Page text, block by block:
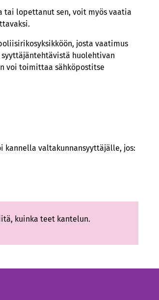
lopettanut sen, voit myös vaatia
josta vaatimus
huolehtivan
voi toimittaa sähköpostitse
valtakunnansyyttäjälle, jos:
kuinka teet kantelun.